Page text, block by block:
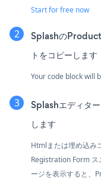
Start for free now
Splashの
トをコピーします
Your code block will
Splashエディタ
します
Htmlまたは埋め込み
Registration Form ス
ージを表示すると、